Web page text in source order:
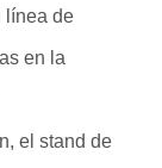
línea de
en la
el stand de